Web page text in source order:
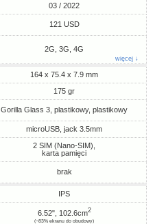
03 / 2022
121 USD
2G, 3G, 4G
więcej ↓
164 x 75.4 x 7.9 mm
175 gr
Gorilla Glass 3, plastikowy, plastikowy
microUSB, jack 3.5mm
2 SIM (Nano-SIM),
karta pamięci
brak
IPS
6.52", 102.6cm2
(~83% ekranu do obudowy)